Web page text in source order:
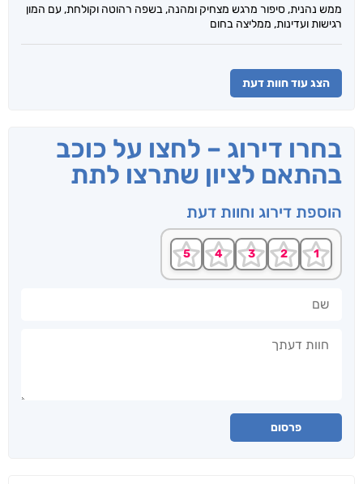
ממש נהנית, סיפור מרגש מצחיק ומהנה, בשפה רהוטה וקולחת, עם המון
רגישות ועדינות, ממליצה בחום
הצג עוד חוות דעת
בחרו דירוג – לחצו על כוכב
בהתאם לציון שתרצו לתת
הוספת דירוג וחוות דעת
פרסום